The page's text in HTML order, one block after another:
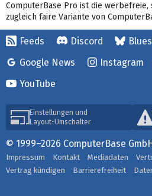
ComputerBase Pro ist die werbefreie,
zugleich faire Variante von
Feeds Discord
Google News
Instagram
YouTube
Einstellungen und
Layout-Umschalter
© 1999–2026 ComputerBase GmbH
Impressum Kontakt Mediadaten
Vertrag kündigen
Barrierefreiheit